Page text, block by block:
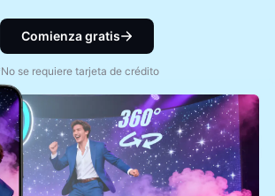
Comienza gratis
se requiere tarjeta de crédito